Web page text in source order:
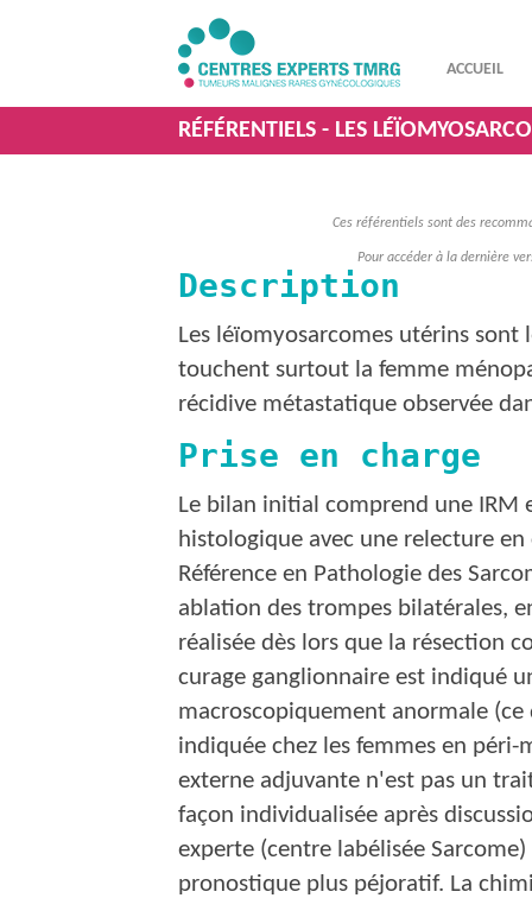
ACCUEIL
RÉFÉRENTIELS - LES
Ces référentiels sont des
Pour accéder à la dernière
Description
Les léïomyosarcomes utérins sont
touchent surtout la femme
récidive métastatique observée
Prise en charge
Le bilan initial comprend une IRM
histologique avec une relecture
Référence en Pathologie des
ablation des trompes bilatérales,
réalisée dès lors que la résection
curage ganglionnaire est indiqué
macroscopiquement anormale
indiquée chez les femmes en
externe adjuvante n'est pas un
façon individualisée après
experte (centre labélisée
pronostique plus péjoratif. La